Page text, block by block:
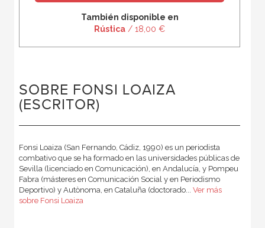
También disponible en
Rústica / 18,00 €
SOBRE FONSI LOAIZA
(ESCRITOR)
Fonsi Loaiza (San Fernando, Cádiz, 1990) es un periodista
combativo que se ha formado en las universidades públicas de
Sevilla (licenciado en Comunicación), en Andalucía, y Pompeu
Fabra (másteres en Comunicación Social y en Periodismo
Deportivo) y Autònoma, en Cataluña (doctorado... Ver más
sobre Fonsi Loaiza